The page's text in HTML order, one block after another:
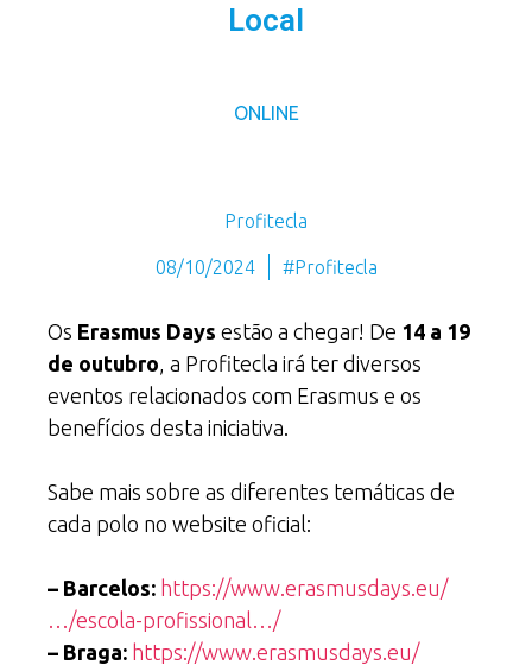
Local
ONLINE
Profitecla
08/10/2024 #Profitecla
Os Erasmus Days estão a chegar! De 14 a 19
de outubro , a Profitecla irá ter diversos
eventos relacionados com Erasmus e os
benefícios desta iniciativa.
Sabe mais sobre as diferentes temáticas de
cada polo no website oficial:
– Barcelos: https://www.erasmusdays.eu/
…/escola-profissional…/
– Braga: https://www.erasmusdays.eu/